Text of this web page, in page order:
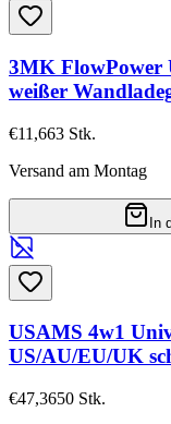
3MK FlowPower
weißer
€11,663 Stk.
Versand am Montag
In
USAMS 4w1
US/AU/EU/UK
€47,3650 Stk.